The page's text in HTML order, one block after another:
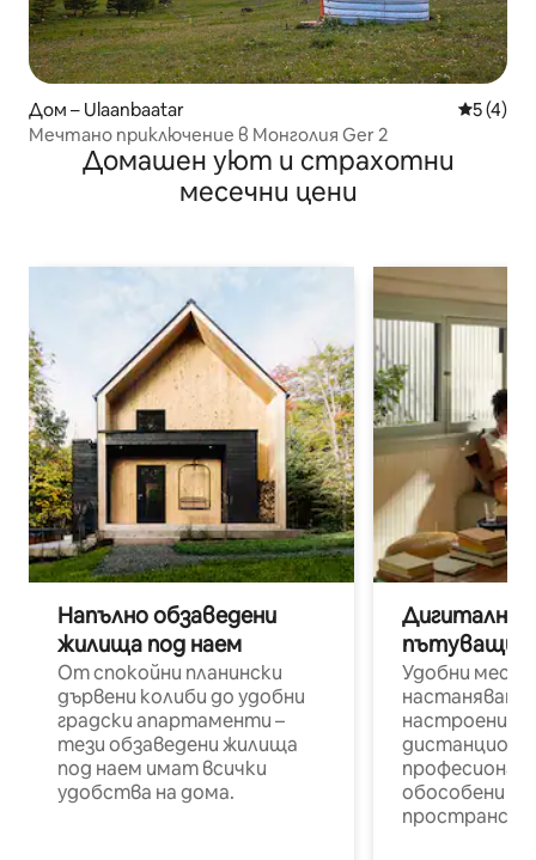
Дом – Ulaanbaatar Средна
5 (4)
Мечтано приключение в Монголия Ger 2
Домашен уют и страхотни
месечни цени
Напълно обзаведени
жилища под наем
От спокойни планински
дървени колиби до удобни
градски апартаменти –
тези обзаведени жилища
под наем имат всички
удобства на дома.
Дигитални
пътуващи
Удобни
настаняване
настроени и
обособени